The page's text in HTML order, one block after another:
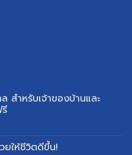
สำหรับเจ้าของบ้านและ
ยให้ชีวิตดีขึ้น!